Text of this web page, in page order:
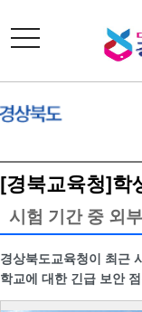
toggle
navigation
[경북교육청]학
시험 기간 중 외
경상북도교육청이 최근
학교에 대한 긴급 보안